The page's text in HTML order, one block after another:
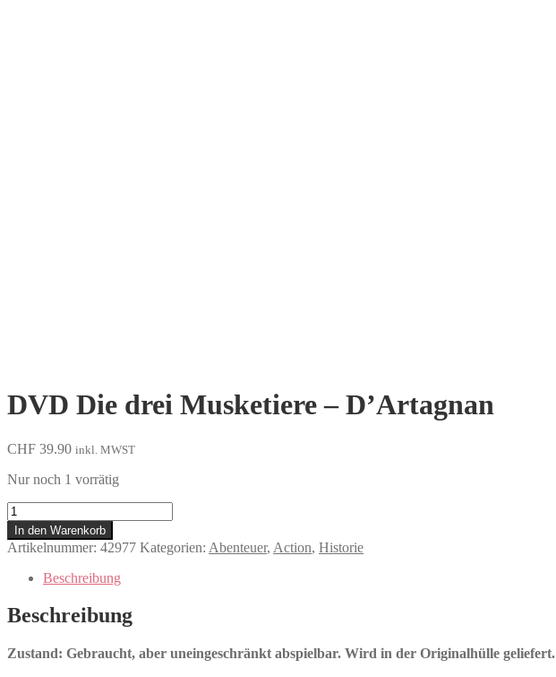
DVD Die drei Musketiere – D’Artagnan
CHF 39.90 inkl. MWST
Nur noch 1 vorrätig
Die
drei
Musketiere
-
D'Artagnan
Menge
In den Warenkorb
Artikelnummer: 42977 Kategorien: Abenteuer, Action, Historie
Beschreibung
Beschreibung
Zustand: Gebraucht, aber uneingeschränkt abspielbar. Wird in der Originalhülle geliefert.